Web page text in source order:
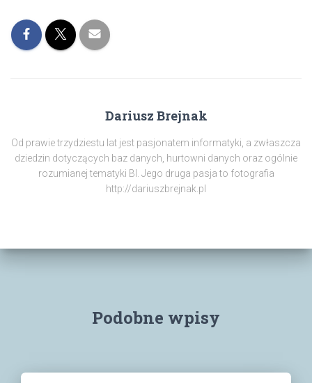
Dariusz Brejnak
Od prawie trzydziestu lat jest pasjonatem informatyki, a zwłaszcza
dziedzin dotyczących baz danych, hurtowni danych oraz ogólnie
rozumianej tematyki BI. Jego druga pasja to fotografia
http://dariuszbrejnak.pl
Podobne wpisy